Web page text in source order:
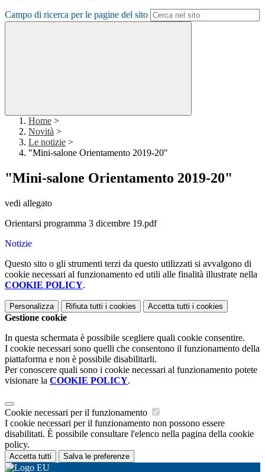
Campo di ricerca per le pagine del sito
Home >
Novità >
Le notizie >
"Mini-salone Orientamento 2019-20"
"Mini-salone Orientamento 2019-20"
vedi allegato
Orientarsi programma 3 dicembre 19.pdf
Notizie
Questo sito o gli strumenti terzi da questo utilizzati si avvalgono di
cookie necessari al funzionamento ed utili alle finalità illustrate nella
COOKIE POLICY.
Personalizza Rifiuta tutti i cookies Accetta tutti i cookies
Gestione cookie
In questa schermata è possibile scegliere quali cookie consentire.
I cookie necessari sono quelli che consentono il funzionamento della
piattaforma e non è possibile disabilitarli.
Per conoscere quali sono i cookie necessari al funzionamento potete
visionare la COOKIE POLICY.
Cookie necessari per il funzionamento
I cookie necessari per il funzionamento non possono essere
disabilitati. È possibile consultare l'elenco nella pagina della cookie
policy.
Accetta tutti Salva le preferenze